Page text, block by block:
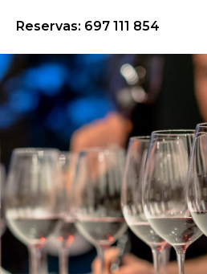
Reservas: 697 111 854